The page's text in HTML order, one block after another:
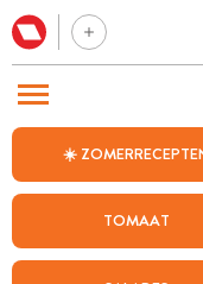
☀️
TOMAAT
BEZOEK ONZE ANDERE
WEEKMENU